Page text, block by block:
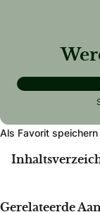
Als Favorit speichern
Gerelateerde